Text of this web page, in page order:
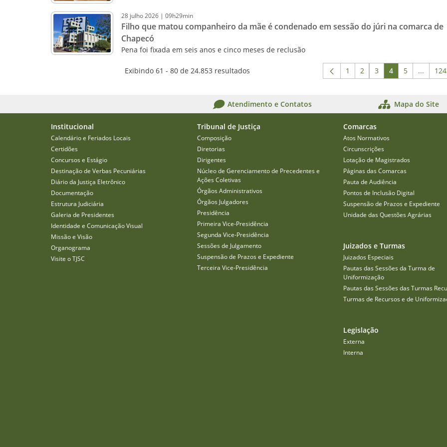
28 julho2026 | 09h29min
Filho que matou companheiro da mãe é condenado em sessão do júri na comarca de
Chapecó
Pena foi fixada em seis anos e cinco meses de reclusão
Exibindo 61 - 80 de 24.853 resultados Página
1 Página
2 Página
3 Página
4 Página
5 ...
Atendimento e Contatos Mapa do Site
Institucional
Calendário e Feriados Locais
Certidões
Concursos e Estágio
Destinação de Verbas Pecuniárias
Diário da Justiça Eletrônico
Documentação
Estrutura Judiciária
Galeria de Presidentes
Identidade e Comunicação Visual
Missão e Visão
Organograma
Visite o TJSC
Tribunal de Justiça
Composição
Diretorias
Dirigentes
Núcleo de Gerenciamento de Precedentes e
Ações Coletivas
Órgãos Administrativos
Órgãos Julgadores
Presidência
Primeira Vice-Presidência
Segunda Vice-Presidência
Sessões de Julgamento
Suspensão de Prazos e Expediente
Terceira Vice-Presidência
Comarcas
Atos Normativos
Circunscrições
Lotação de Magistrados
Páginas das Comarcas
Pauta de Audiência
Pontos de Inclusão Digital
Suspensão de Prazos e Expediente
Unidade das Questões Agrárias
Juizados e Turmas
Juizados Especiais
Pautas das Sessões da Turma de
Uniformização
Pautas das Sessões das Turmas
Turmas de Recursos e de
Legislação
Externa
Interna